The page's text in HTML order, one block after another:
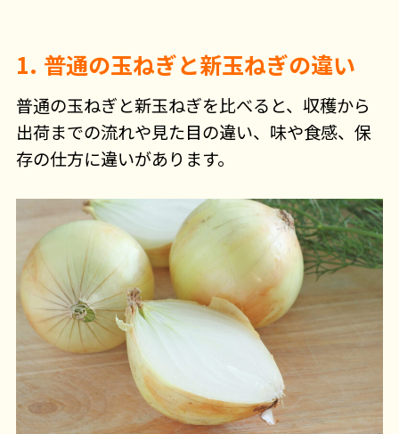
1. 普通の玉ねぎと新玉ねぎの違い
普通の玉ねぎと新玉ねぎを比べると、収穫から
出荷までの流れや見た目の違い、味や食感、保
存の仕方に違いがあります。